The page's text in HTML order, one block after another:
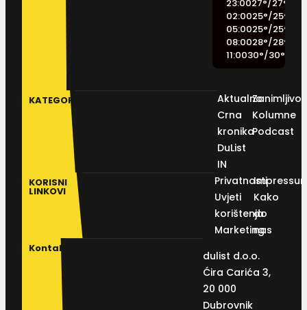
23:0027°/27°
02:0025°/25°
05:0025°/25°
08:0028°/28°
11:0030°/30°
KATEGORIJE
Aktualno
Crna
kronika
DuList
IN
Kolumne
Podcast
KORISNI
LINKOVI
Privatnosti
Uvjeti
korištenja
Marketing
Kako
do
nas
Kontakt
dulist d.o.o.
Ćira Carića 3,
20 000
Dubrovnik